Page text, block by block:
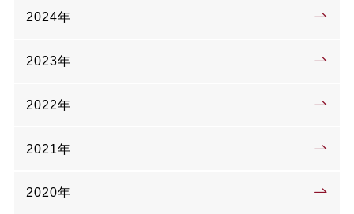
2024年
2023年
2022年
2021年
2020年